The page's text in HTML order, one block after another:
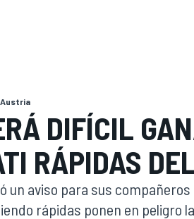
TURISMO
Austria
DIFÍCIL
RÁPIDAS
un aviso para sus
rápidas ponen en peligro